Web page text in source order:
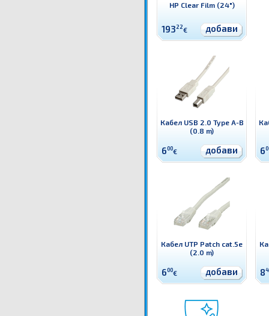
HP Clear Film (24")
19322€ добави
Кабел USB 2.0 Type A-B
(0.8 m)
600€ добави 6
Кабел UTP Patch cat.5e
(2.0 m)
600€ добави 8